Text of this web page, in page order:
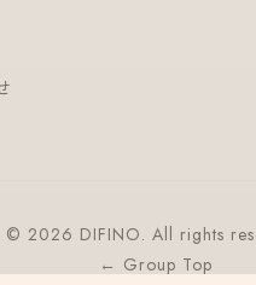
© 2026 DIFINO. All rights
← Group Top